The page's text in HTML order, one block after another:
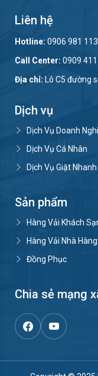
Liên hệ
Hotline: 0906 981 113
Call Center: 0909
Địa chỉ: Lô C5 đường
Dịch vụ
Dịch Vụ Doanh
Dịch Vụ Cá Nhân
Dịch Vụ Giặt Nhanh
Sản phẩm
Hàng Vải Khách
Hàng Vải Nhà Hàng
Đồng Phục
Chia sẻ mạng